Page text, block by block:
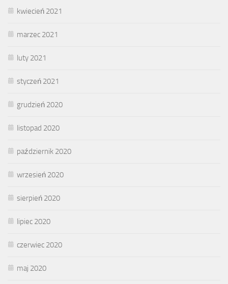
kwiecień 2021
marzec 2021
luty 2021
styczeń 2021
grudzień 2020
listopad 2020
październik 2020
wrzesień 2020
sierpień 2020
lipiec 2020
czerwiec 2020
maj 2020